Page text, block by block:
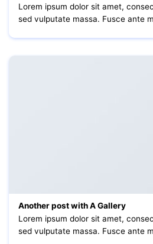
Lorem ipsum dolor sit amet,
sed vulputate massa. Fusce ante
Another post with A Gallery
Lorem ipsum dolor sit amet,
sed vulputate massa. Fusce ante